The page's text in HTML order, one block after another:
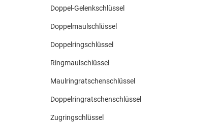
Doppel-Gelenkschlüssel
Doppelmaulschlüssel
Doppelringschlüssel
Ringmaulschlüssel
Maulringratschenschlüssel
Doppelringratschenschlüssel
Zugringschlüssel